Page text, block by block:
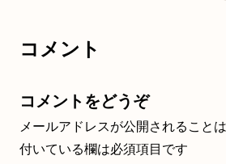
コメント
コメントをどうぞ
メールアドレスが公開されること
付いている欄は必須項目です